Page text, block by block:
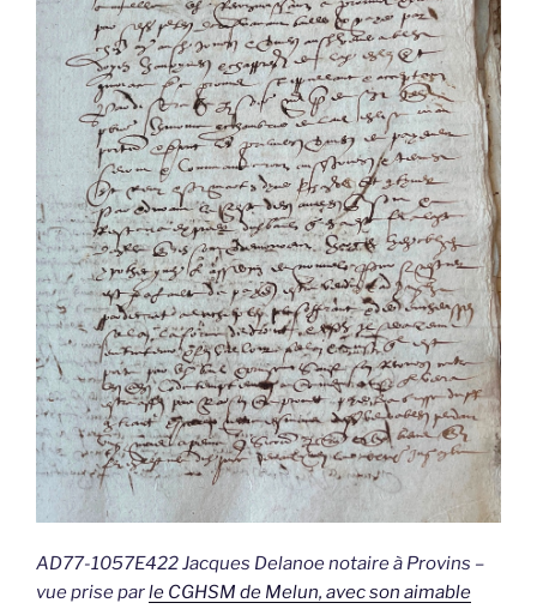
AD77-1057E422 Jacques Delanoe notaire à Provins –
vue prise parle CGHSM de Melun, avec son aimable